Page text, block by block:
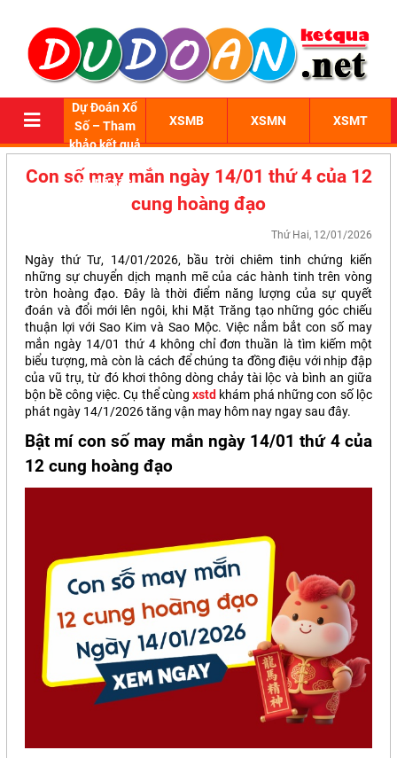
Dự Đoán Xổ
Số – Tham
khảo kết quả
chính xác
XSMB XSMN XSMT
Con số may mắn ngày 14/01 thứ 4 của 12
cung hoàng đạo
Thứ Hai, 12/01/2026
Ngày thứ Tư, 14/01/2026, bầu trời chiêm tinh chứng kiến
những sự chuyển dịch mạnh mẽ của các hành tinh trên vòng
tròn hoàng đạo. Đây là thời điểm năng lượng của sự quyết
đoán và đổi mới lên ngôi, khi Mặt Trăng tạo những góc chiếu
thuận lợi với Sao Kim và Sao Mộc. Việc nắm bắt con số may
mắn ngày 14/01 thứ 4 không chỉ đơn thuần là tìm kiếm một
biểu tượng, mà còn là cách để chúng ta đồng điệu với nhịp đập
của vũ trụ, từ đó khơi thông dòng chảy tài lộc và bình an giữa
bộn bề công việc. Cụ thể cùngxstd khám phá những con số lộc
phát ngày 14/1/2026 tăng vận may hôm nay ngay sau đây.
Bật mí con số may mắn ngày 14/01 thứ 4 của
12 cung hoàng đạo